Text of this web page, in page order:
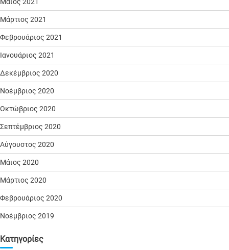
Μάρτιος 2021
Φεβρουάριος 2021
Ιανουάριος 2021
Δεκέμβριος 2020
Νοέμβριος 2020
Οκτώβριος 2020
Σεπτέμβριος 2020
Αύγουστος 2020
Μάιος 2020
Μάρτιος 2020
Φεβρουάριος 2020
Νοέμβριος 2019
Kατηγορίες